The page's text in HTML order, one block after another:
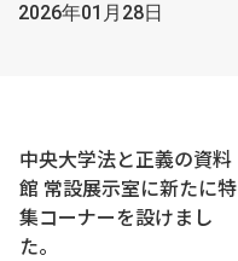
2026年01月28日
中央大学法と正義の資料
館 常設展示室に新たに特
集コーナーを設けまし
た。